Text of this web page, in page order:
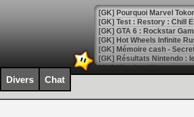
[GK] Pourquoi Marvel
[GK] Test : Restory : Chill
[GK] GTA 6 : Rockstar
[GK] Hot Wheels Infinite
[GK] Mémoire cash -
[GK] Résultats Nintendo :
[GK] Déjà des
[Mo5] Brickboy cherche à
[GK] Minecraft et ses «
Divers Chat